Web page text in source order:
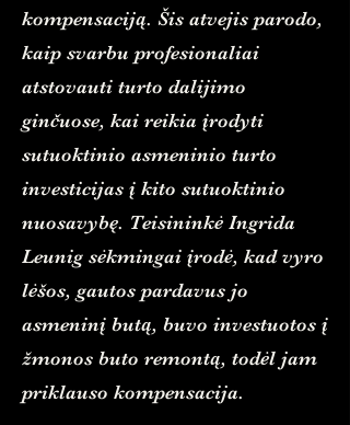
kompensaciją. Šis atvejis parodo,
kaip svarbu profesionaliai
atstovauti turto dalijimo
ginčuose, kai reikia įrodyti
sutuoktinio asmeninio turto
investicijas į kito sutuoktinio
nuosavybę. Teisininkė Ingrida
Leunig sėkmingai įrodė, kad vyro
lėšos, gautos pardavus jo
asmeninį butą, buvo investuotos į
žmonos buto remontą, todėl jam
priklauso kompensacija.